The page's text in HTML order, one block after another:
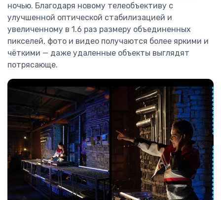
ночью. Благодаря новому телеобъективу с
улучшенной оптической стабилизацией и
увеличенному в 1.6 раз размеру объединенных
пикселей, фото и видео получаются более яркими и
чёткими — даже удаленные объекты выглядят
потрясающе.